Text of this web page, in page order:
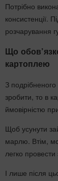
Потрібно
консистенції.
розчарування
Що
картоплею
З
зробити, то в
ймовірністю
Щоб усунути
марлю. Втім,
легко
І лише після